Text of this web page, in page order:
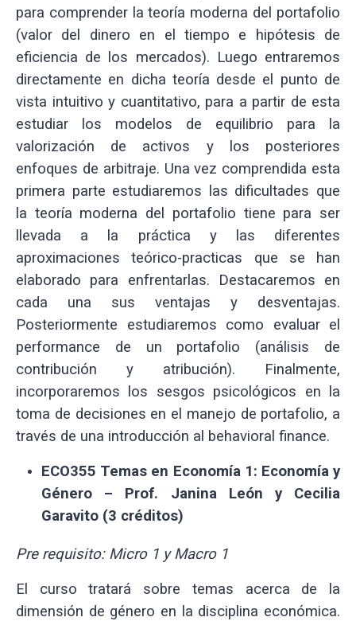
para comprender la teoría moderna del portafolio
(valor del dinero en el tiempo e hipótesis de
eficiencia de los mercados). Luego entraremos
directamente en dicha teoría desde el punto de
vista intuitivo y cuantitativo, para a partir de esta
estudiar los modelos de equilibrio para la
valorización de activos y los posteriores
enfoques de arbitraje. Una vez comprendida esta
primera parte estudiaremos las dificultades que
la teoría moderna del portafolio tiene para ser
llevada a la práctica y las diferentes
aproximaciones teórico-practicas que se han
elaborado para enfrentarlas. Destacaremos en
cada una sus ventajas y desventajas.
Posteriormente estudiaremos como evaluar el
performance de un portafolio (análisis de
contribución y atribución). Finalmente,
incorporaremos los sesgos psicológicos en la
toma de decisiones en el manejo de portafolio, a
través de una introducción al behavioral finance.
ECO355 Temas en Economía 1: Economía y
Género – Prof. Janina León y Cecilia
Garavito (3 créditos)
Pre requisito: Micro 1 y Macro 1
El curso tratará sobre temas acerca de la
dimensión de género en la disciplina económica.